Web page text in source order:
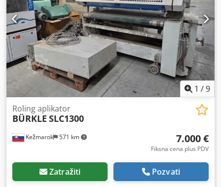
dB (A) Tabela 1-4: Tehnički podaci za standardne veličine
mašine (nastavak) Napomena: Brzina je ograničena na
maksimalno 20 m / min kada su valjak za doziranje i
podešavanje visine postavljeni na sigurnosnu udaljenost
veću od 120 mm (spojnica za čišćenje). Akcijski broj:
2002443BXM
1 /9
Kežmarok 571 km
Roling aplikator
BÜRKLE SLC1300
7.000 €
Fiksna cena plus PDV
Zatražiti Pozvati